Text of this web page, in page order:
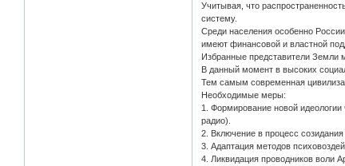
Учитывая, что
систему.
Среди населения особенно
имеют финансовой и властной
Избранные представители Земли
В данный момент в высоких
Тем самым современная
Необходимые меры:
1. Формирование новой
радио).
2. Включение в процесс
3. Адаптация методов
4. Ликвидация проводников воли